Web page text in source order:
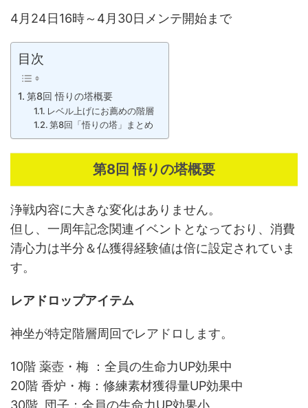
4月24日16時～4月30日メンテ開始まで
目次
第8回 悟りの塔概要
レベル上げにお薦めの階層
第8回「悟りの塔」まとめ
第8回 悟りの塔概要
浄戦内容に大きな変化はありません。
但し、一周年記念関連イベントとなっており、消費
清心力は半分＆仏獲得経験値は倍に設定されていま
す。
レアドロップアイテム
神坐が特定階層周回でレアドロします。
10階 薬壺・梅 ：全員の生命力UP効果中
20階 香炉・梅：修練素材獲得量UP効果中
30階 団子：全員の生命力UP効果小